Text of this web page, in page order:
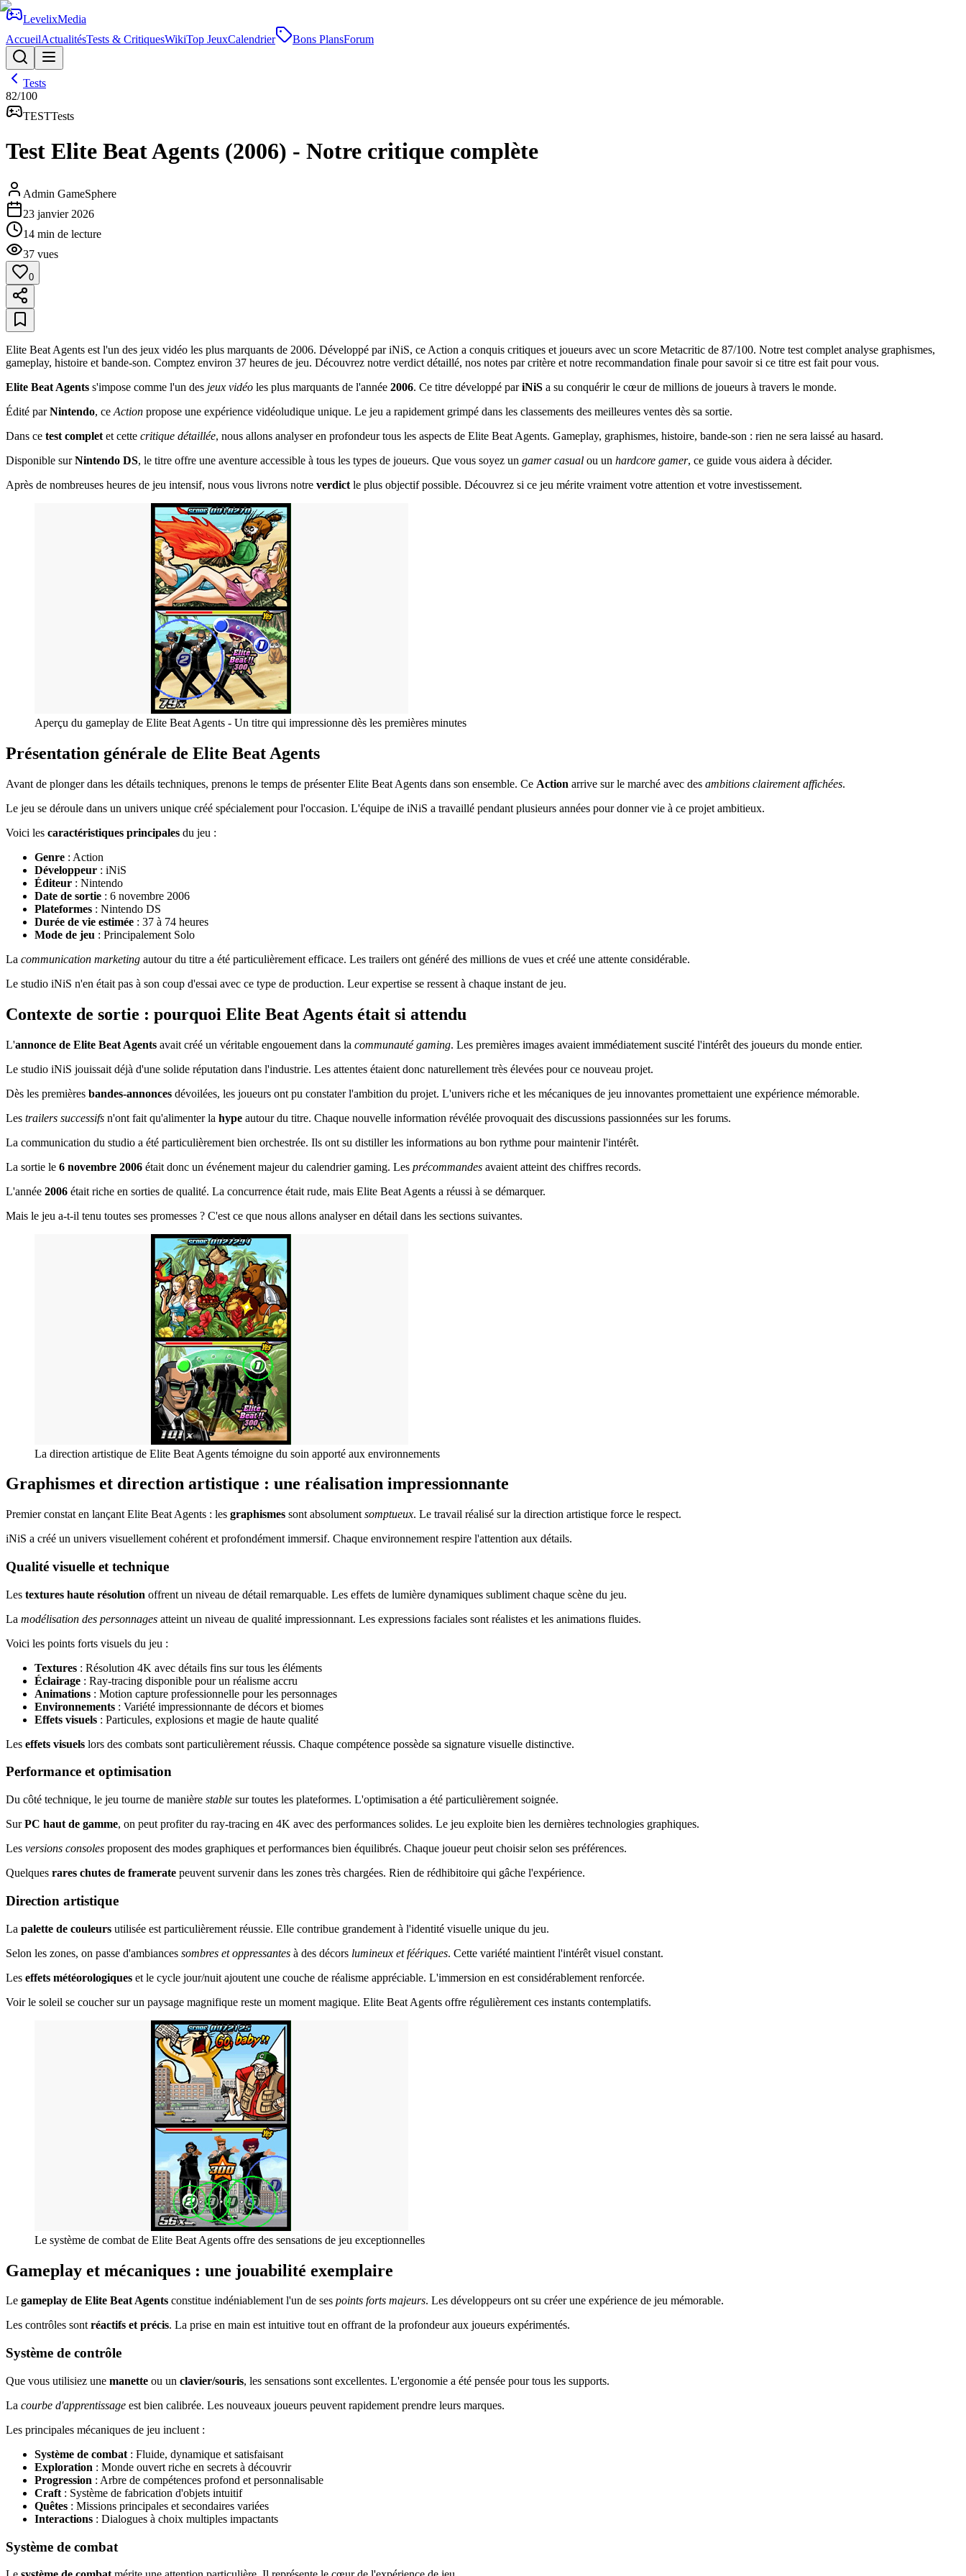
LevelixMedia
AccueilActualitésTests & CritiquesWikiTop JeuxCalendrier Bons PlansForum
Tests
82/100
TESTTests
Test Elite Beat Agents (2006) - Notre critique complète
Admin GameSphere
23 janvier 2026
14 min de lecture
37 vues
0
Elite Beat Agents est l'un des jeux vidéo les plus marquants de 2006. Développé par iNiS, ce Action a conquis critiques et joueurs avec un score Metacritic de 87/100. Notre test complet analyse graphismes,
gameplay, histoire et bande-son. Comptez environ 37 heures de jeu. Découvrez notre verdict détaillé, nos notes par critère et notre recommandation finale pour savoir si ce titre est fait pour vous.
Elite Beat Agents s'impose comme l'un des jeux vidéo les plus marquants de l'année 2006. Ce titre développé pariNiS a su conquérir le cœur de millions de joueurs à travers le monde.
Édité parNintendo, ce Action propose une expérience vidéoludique unique. Le jeu a rapidement grimpé dans les classements des meilleures ventes dès sa sortie.
Dans ce test complet et cette critique détaillée, nous allons analyser en profondeur tous les aspects de Elite Beat Agents. Gameplay, graphismes, histoire, bande-son : rien ne sera laissé au hasard.
Disponible surNintendo DS, le titre offre une aventure accessible à tous les types de joueurs. Que vous soyez un gamer casual ou un hardcore gamer, ce guide vous aidera à décider.
Après de nombreuses heures de jeu intensif, nous vous livrons notre verdict le plus objectif possible. Découvrez si ce jeu mérite vraiment votre attention et votre investissement.
Aperçu du gameplay de Elite Beat Agents - Un titre qui impressionne dès les premières minutes
Présentation générale de Elite Beat Agents
Avant de plonger dans les détails techniques, prenons le temps de présenter Elite Beat Agents dans son ensemble. Ce Action arrive sur le marché avec des ambitions clairement affichées.
Le jeu se déroule dans un univers unique créé spécialement pour l'occasion. L'équipe de iNiS a travaillé pendant plusieurs années pour donner vie à ce projet ambitieux.
Voici les caractéristiques principales du jeu :
Genre : Action
Développeur : iNiS
Éditeur : Nintendo
Date de sortie : 6 novembre 2006
Plateformes : Nintendo DS
Durée de vie estimée : 37 à 74 heures
Mode de jeu : Principalement Solo
La communication marketing autour du titre a été particulièrement efficace. Les trailers ont généré des millions de vues et créé une attente considérable.
Le studio iNiS n'en était pas à son coup d'essai avec ce type de production. Leur expertise se ressent à chaque instant de jeu.
Contexte de sortie : pourquoi Elite Beat Agents était si attendu
L'annonce de Elite Beat Agents avait créé un véritable engouement dans la communauté gaming. Les premières images avaient immédiatement suscité l'intérêt des joueurs du monde entier.
Le studio iNiS jouissait déjà d'une solide réputation dans l'industrie. Les attentes étaient donc naturellement très élevées pour ce nouveau projet.
Dès les premières bandes-annonces dévoilées, les joueurs ont pu constater l'ambition du projet. L'univers riche et les mécaniques de jeu innovantes promettaient une expérience mémorable.
Les trailers successifs n'ont fait qu'alimenter la hype autour du titre. Chaque nouvelle information révélée provoquait des discussions passionnées sur les forums.
La communication du studio a été particulièrement bien orchestrée. Ils ont su distiller les informations au bon rythme pour maintenir l'intérêt.
La sortie le 6 novembre 2006 était donc un événement majeur du calendrier gaming. Les précommandes avaient atteint des chiffres records.
L'année 2006 était riche en sorties de qualité. La concurrence était rude, mais Elite Beat Agents a réussi à se démarquer.
Mais le jeu a-t-il tenu toutes ses promesses ? C'est ce que nous allons analyser en détail dans les sections suivantes.
La direction artistique de Elite Beat Agents témoigne du soin apporté aux environnements
Graphismes et direction artistique : une réalisation impressionnante
Premier constat en lançant Elite Beat Agents : les graphismes sont absolument somptueux. Le travail réalisé sur la direction artistique force le respect.
iNiS a créé un univers visuellement cohérent et profondément immersif. Chaque environnement respire l'attention aux détails.
Qualité visuelle et technique
Les textures haute résolution offrent un niveau de détail remarquable. Les effets de lumière dynamiques subliment chaque scène du jeu.
La modélisation des personnages atteint un niveau de qualité impressionnant. Les expressions faciales sont réalistes et les animations fluides.
Voici les points forts visuels du jeu :
Textures : Résolution 4K avec détails fins sur tous les éléments
Éclairage : Ray-tracing disponible pour un réalisme accru
Animations : Motion capture professionnelle pour les personnages
Environnements : Variété impressionnante de décors et biomes
Effets visuels : Particules, explosions et magie de haute qualité
Les effets visuels lors des combats sont particulièrement réussis. Chaque compétence possède sa signature visuelle distinctive.
Performance et optimisation
Du côté technique, le jeu tourne de manière stable sur toutes les plateformes. L'optimisation a été particulièrement soignée.
SurPC haut de gamme, on peut profiter du ray-tracing en 4K avec des performances solides. Le jeu exploite bien les dernières technologies graphiques.
Les versions consoles proposent des modes graphiques et performances bien équilibrés. Chaque joueur peut choisir selon ses préférences.
Quelques rares chutes de framerate peuvent survenir dans les zones très chargées. Rien de rédhibitoire qui gâche l'expérience.
Direction artistique
La palette de couleurs utilisée est particulièrement réussie. Elle contribue grandement à l'identité visuelle unique du jeu.
Selon les zones, on passe d'ambiances sombres et oppressantes à des décors lumineux et féériques. Cette variété maintient l'intérêt visuel constant.
Les effets météorologiques et le cycle jour/nuit ajoutent une couche de réalisme appréciable. L'immersion en est considérablement renforcée.
Voir le soleil se coucher sur un paysage magnifique reste un moment magique. Elite Beat Agents offre régulièrement ces instants contemplatifs.
Le système de combat de Elite Beat Agents offre des sensations de jeu exceptionnelles
Gameplay et mécaniques : une jouabilité exemplaire
Le gameplay de Elite Beat Agents constitue indéniablement l'un de ses points forts majeurs. Les développeurs ont su créer une expérience de jeu mémorable.
Les contrôles sontréactifs et précis. La prise en main est intuitive tout en offrant de la profondeur aux joueurs expérimentés.
Système de contrôle
Que vous utilisiez une manette ou un clavier/souris, les sensations sont excellentes. L'ergonomie a été pensée pour tous les supports.
La courbe d'apprentissage est bien calibrée. Les nouveaux joueurs peuvent rapidement prendre leurs marques.
Les principales mécaniques de jeu incluent :
Système de combat : Fluide, dynamique et satisfaisant
Exploration : Monde ouvert riche en secrets à découvrir
Progression : Arbre de compétences profond et personnalisable
Craft : Système de fabrication d'objets intuitif
Quêtes : Missions principales et secondaires variées
Interactions : Dialogues à choix multiples impactants
Système de combat